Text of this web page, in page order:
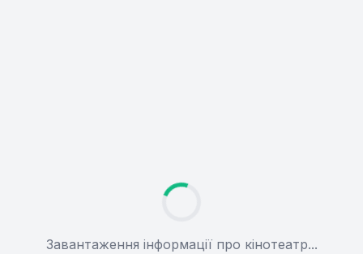
Завантаження інформації про кінотеатр...